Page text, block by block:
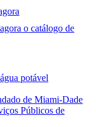
o catálogo de
potável
de Miami-Dade
Públicos de